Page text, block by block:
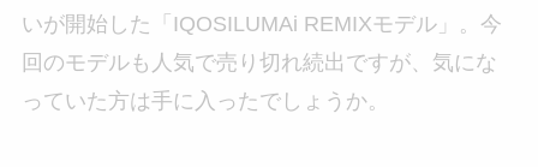
いが開始した「IQOSILUMAi REMIXモデル」。今
回のモデルも人気で売り切れ続出ですが、気にな
っていた方は手に入ったでしょうか。